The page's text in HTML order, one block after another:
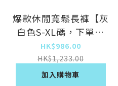
爆款休閒寬鬆長褲【灰
白色S-XL碼，下單後
與客服確認發貨尺碼】
HK$986.00
HK$1,233.00
加入購物車